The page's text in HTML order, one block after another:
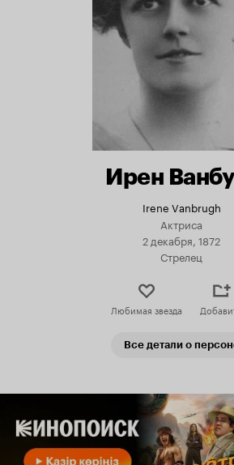
Ирен
Irene Vanbrugh
Актриса
2 декабря, 1872
Стрелец
Любимая звезда
Все детали о